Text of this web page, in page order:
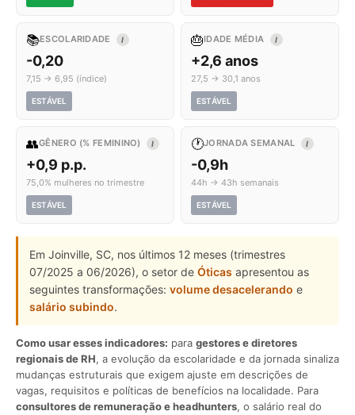
📚ESCOLARIDADE I
-0,20
7,15 → 6,95 (índice)
ESTÁVEL
🎂IDADE MÉDIA I
+2,6 anos
27,5 → 30,1 anos
ESTÁVEL
👥GÊNERO (% FEMININO) I
+0,9 p.p.
75,0% mulheres no trimestre
ESTÁVEL
🕐JORNADA SEMANAL I
-0,9h
44h → 43h semanais
ESTÁVEL
Em Joinville, SC, nos últimos 12 meses (trimestres
07/2025 a 06/2026), o setor de Óticas apresentou as
seguintes transformações: volume desacelerando e
salário subindo.
Como usar esses indicadores: para gestores e diretores
regionais de RH, a evolução da escolaridade e da jornada sinaliza
mudanças estruturais que exigem ajuste em descrições de
vagas, requisitos e políticas de benefícios na localidade. Para
consultores de remuneração e headhunters, o salário real do